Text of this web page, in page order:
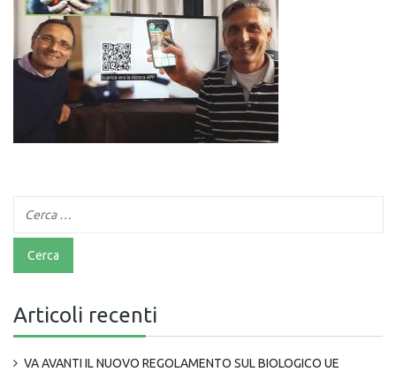
Articoli recenti
VA AVANTI IL NUOVO REGOLAMENTO SUL BIOLOGICO UE